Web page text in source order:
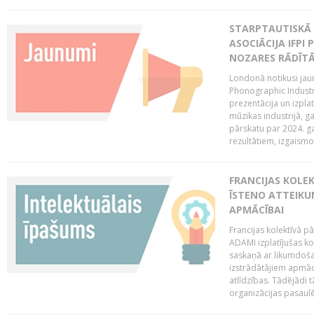
STARPTAUTISKĀ
ASOCIĀCIJA IFPI
NOZARES
Londonā notikusi
Phonographic
prezentācija un
mūzikas industrijā,
pārskatu par 2024.
rezultātiem,
FRANCIJAS
ĪSTENO
APMĀCĪBAI
Francijas kolektīvā
ADAMI izplatījušas
saskaņā ar
izstrādātājiem
atlīdzības. Tādējādi
organizācijas